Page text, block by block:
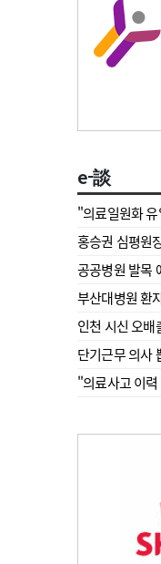
e-談
"의료일원화
홍승권 심평원
공공병원 발목
부산대병원 환
인천 시신 오
단기근무 의사
"의료사고 이